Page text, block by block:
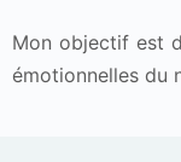
Mon objectif est
émotionnelles du